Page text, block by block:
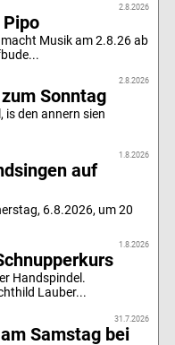
2.8.2026
Musik am 2.8.26 ab
2.8.2026
Sonntag
is den annern sien
1.8.2026
auf
6.8.2026, um 20
1.8.2026
Handspindel.
Lauber...
31.7.2026
Samstag bei